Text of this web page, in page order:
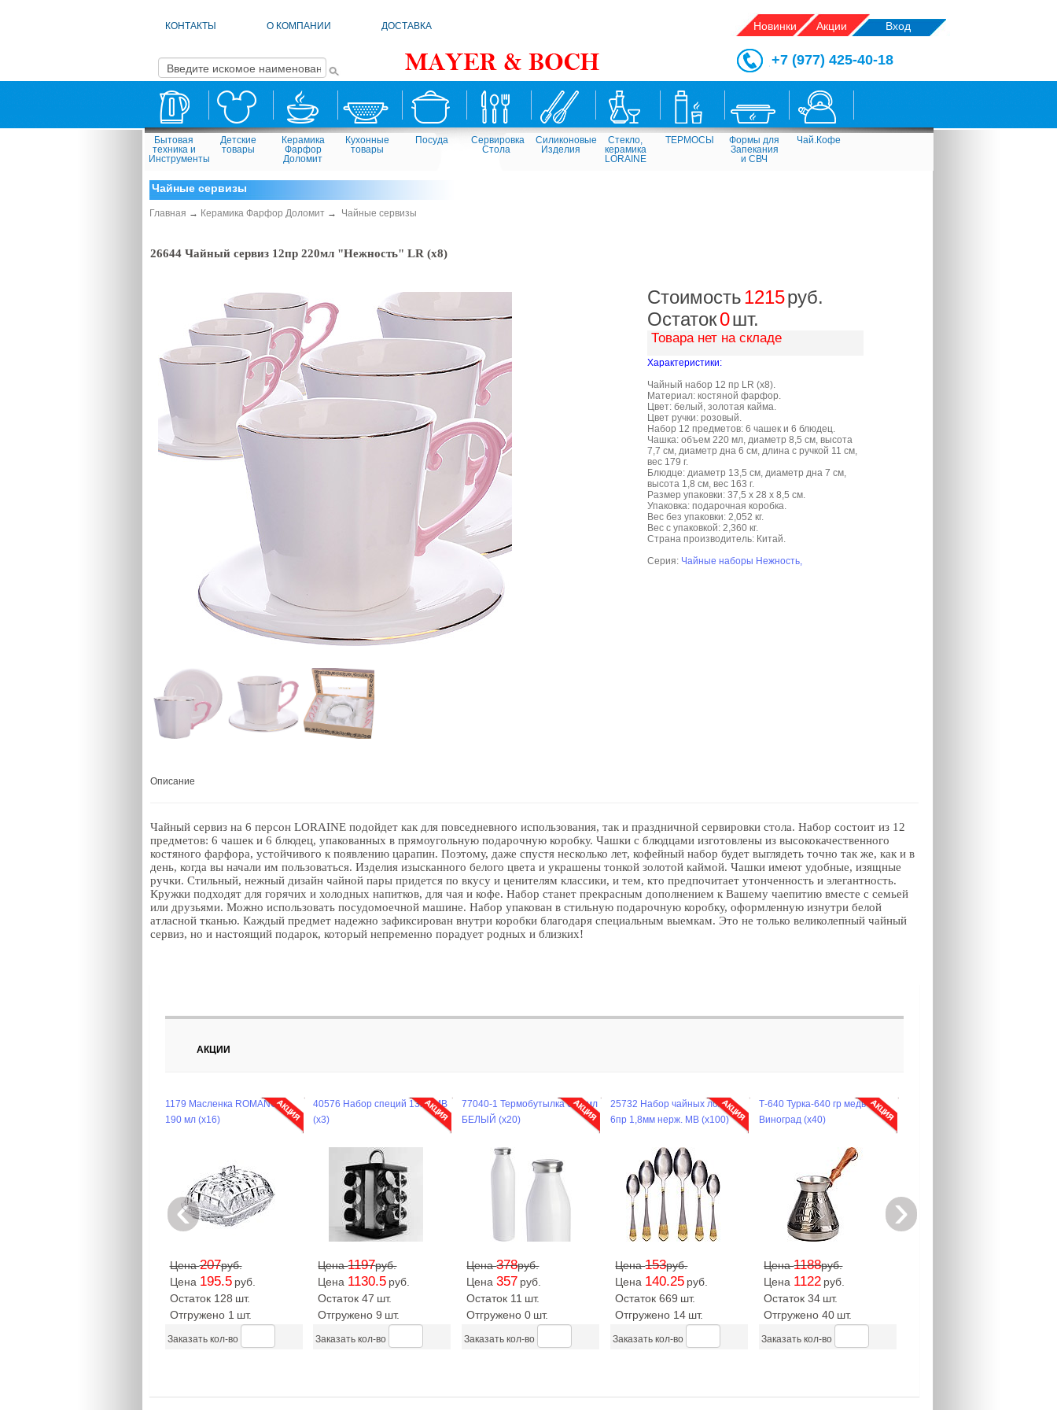
КОНТАКТЫ О КОМПАНИИ ДОСТАВКА Новинки Акции Вход
Бытовая
техника и
Инструменты
Детские
товары
Керамика
Фарфор
Доломит
Кухонные
товары
Посуда
Сервировка
Стола
Силиконовые
Изделия
Стекло,
керамика
LORAINE
ТЕРМОСЫ
Формы для
Запекания
и СВЧ
Чай.Кофе
+7 (977) 425-40-18
Чайные сервизы
Главная → Керамика Фарфор Доломит→ Чайные сервизы
26644 Чайный сервиз 12пр 220мл "Нежность" LR (х8)
Стоимость1215руб.
Остаток0шт.
Товара нет на складе
Характеристики:
Чайный набор 12 пр LR (х8).
Материал: костяной фарфор.
Цвет: белый, золотая кайма.
Цвет ручки: розовый.
Набор 12 предметов: 6 чашек и 6 блюдец.
Чашка: объем 220 мл, диаметр 8,5 см, высота
7,7 см, диаметр дна 6 см, длина с ручкой 11 см,
вес 179 г.
Блюдце: диаметр 13,5 см, диаметр дна 7 см,
высота 1,8 см, вес 163 г.
Размер упаковки: 37,5 х 28 х 8,5 см.
Упаковка: подарочная коробка.
Вес без упаковки: 2,052 кг.
Вес с упаковкой: 2,360 кг.
Страна производитель: Китай.
Серия: Чайные наборы Нежность,
Описание
Чайный сервиз на 6 персон LORAINE подойдет как для повседневного использования, так и праздничной сервировки стола. Набор состоит из 12
предметов: 6 чашек и 6 блюдец, упакованных в прямоугольную подарочную коробку. Чашки с блюдцами изготовлены из высококачественного
костяного фарфора, устойчивого к появлению царапин. Поэтому, даже спустя несколько лет, кофейный набор будет выглядеть точно так же, как и в
день, когда вы начали им пользоваться. Изделия изысканного белого цвета и украшены тонкой золотой каймой. Чашки имеют удобные, изящные
ручки. Стильный, нежный дизайн чайной пары придется по вкусу и ценителям классики, и тем, кто предпочитает утонченность и элегантность.
Кружки подходят для горячих и холодных напитков, для чая и кофе. Набор станет прекрасным дополнением к Вашему чаепитию вместе с семьей
или друзьями. Можно использовать посудомоечной машине. Набор упакован в стильную подарочную коробку, оформленную изнутри белой
атласной тканью. Каждый предмет надежно зафиксирован внутри коробки благодаря специальным выемкам. Это не только великолепный чайный
сервиз, но и настоящий подарок, который непременно порадует родных и близких!
АКЦИИ
1179 Масленка ROMANCE,
190 мл (х16)
Цена207руб.
Цена 195.5 руб.
Остаток 128 шт.
Отгружено 1 шт.
Заказать кол-во
40576 Набор специй 13пр MB
(х3)
Цена1197руб.
Цена 1130.5 руб.
Остаток 47 шт.
Отгружено 9 шт.
Заказать кол-во
77040-1 Термобутылка 600 мл
БЕЛЫЙ (х20)
Цена378руб.
Цена357 руб.
Остаток 11 шт.
Отгружено 0 шт.
Заказать кол-во
25732 Набор чайных ложек
6пр 1,8мм нерж. MB (х100)
Цена153руб.
Цена 140.25 руб.
Остаток 669 шт.
Отгружено 14 шт.
Заказать кол-во
Т-640 Турка-640 гр медь
Виноград (х40)
Цена1188руб.
Цена 1122 руб.
Остаток 34 шт.
Отгружено 40 шт.
Заказать кол-во
‹ ›